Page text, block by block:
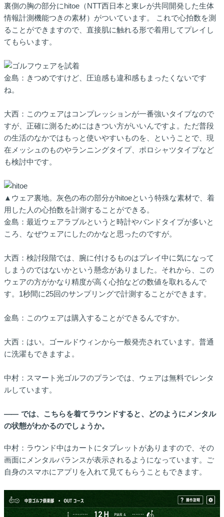
裏側の胸の部分にhitoe（NTT西日本と東レが共同開発した生体
情報計測機能つきの素材）がついています。 これで心拍数を測
ることができますので、直接肌に触れる形で着用してプレイし
てもらいます。
金島：きつめですけど、圧迫感も違和感もまったくないです
ね。
大西：このウェアはコンプレッションが一番強いタイプなので
すが、正確に測るためにはきつい方がいいんですよ。ただ普段
の生活のなかではもっと使いやすいものを、ということで、現
在メッシュのものやランニングタイプ、ポロシャツタイプなど
も検討中です。
▲ウェア裏地。灰色の布の部分がhitoeという特殊な素材で、着
用した人の心拍数を計測することができる。
金島：最近ウェアラブルというと時計やバンドタイプが多いと
ころ、なぜウェアにしたのかなと思ったのですが。
大西：検討段階では、腕に付けるものはプレイ中に気になって
しまうのではないかという懸念がありました。それから、この
ウェアの方がかなり精度が高く心拍などの数値を取れるんで
す。1秒間に25回のサンプリングで計測することができます。
金島：このウェアは購入することができるんですか。
大西：はい。ゴールドウィンから一般発売されています。普通
に洗濯もできますよ。
中村：スマート光ゴルフのプランでは、ウェアは無料でレンタ
ルしています。
―― では、こちらを着てラウンドすると、どのようにメンタル
の状態がわかるのでしょうか。
中村：ラウンド中はカートにタブレットがありますので、その
画面にメンタルバランスが表示されるようになっています。ご
自身のスマホにアプリを入れて見てもらうこともできます。